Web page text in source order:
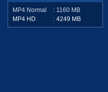
MP4 Normal
: 1160 MB
MP4 HD
: 4249 MB